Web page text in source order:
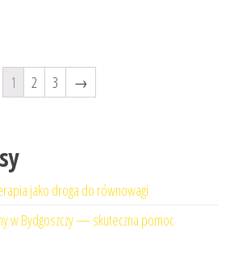
1 2 3 →
jako droga do równowagi
w Bydgoszczy — skuteczna pomoc